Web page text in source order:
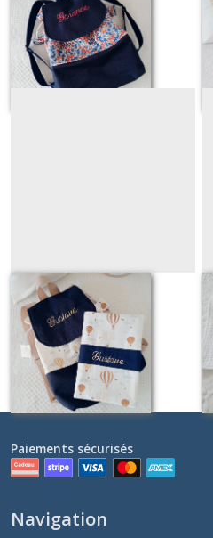
Sur demande
GUSTAVE
Sur demande
Paiements sécurisés
Navigation